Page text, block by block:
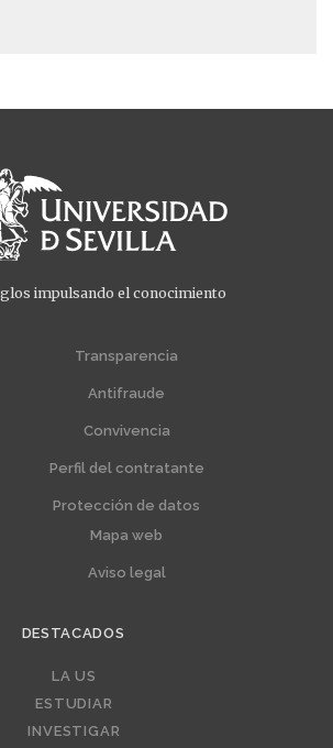
impulsando el conocimiento
Transparencia
Antifraude
Convivencia
Perfil del contratante
Protección de datos
Mapa web
Aviso legal
DESTACADOS
LA US
ESTUDIAR
INVESTIGAR